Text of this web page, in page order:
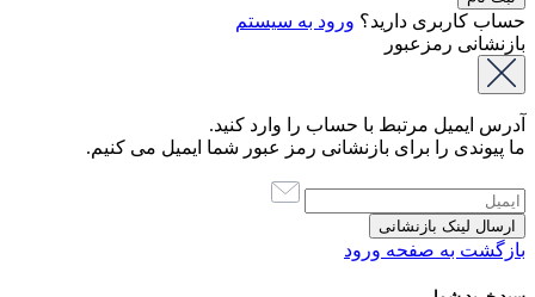
حساب کاربری دارید؟ ورود به سیستم
بازنشانی رمزعبور
آدرس ایمیل مرتبط با حساب را وارد کنید.
ما پیوندی را برای بازنشانی رمز عبور شما ایمیل می کنیم.
بازگشت به صفحه ورود